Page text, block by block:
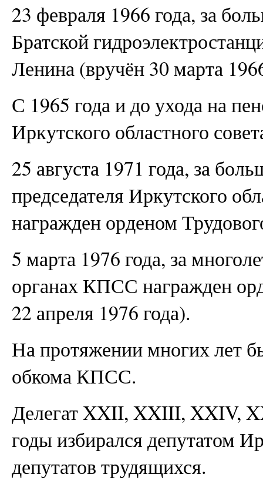
23 февраля 1966 года, за
Братской
Ленина (вручён 30 марта
С 1965 года и до ухода на
Иркутского областного
25 августа 1971 года, за
председателя Иркутского
награжден орденом
5 марта 1976 года, за
органах КПСС награжден
22 апреля 1976 года).
На протяжении многих лет
обкома КПСС.
Делегат XXII, XXIII, XXIV,
годы избирался депутатом
депутатов трудящихся.